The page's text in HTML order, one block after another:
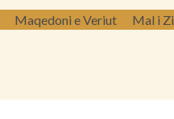
Maqedoni e Veriut Mal i Zi